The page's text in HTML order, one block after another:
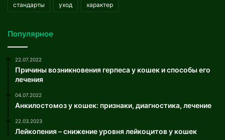
стандарты уход характер
Популярное
22.07.2022
Причины возникновения герпеса у кошек и способы его
лечения
04.07.2022
Анкилостомоз у кошек: признаки, диагностика, лечение
22.03.2023
Лейкопения – снижение уровня лейкоцитов у кошек